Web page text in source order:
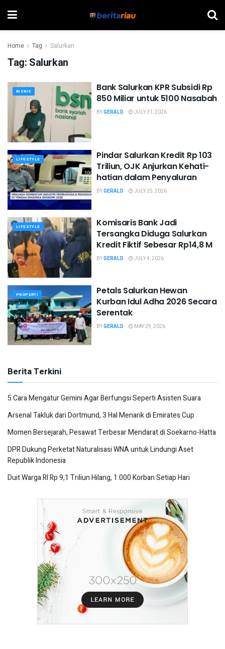
Home Tag Salurkan
Tag: Salurkan
BISNIS
Bank Salurkan KPR Subsidi Rp
850 Miliar untuk 5100 Nasabah
BYGERALD JULY 31, 2026
LIFESTYLE
Pindar Salurkan Kredit Rp 103
Triliun, OJK Anjurkan Kehati-
hatian dalam Penyaluran
BYGERALD JULY 25, 2026
LIFESTYLE
Komisaris Bank Jadi
Tersangka Diduga Salurkan
Kredit Fiktif Sebesar Rp14,8 M
BYGERALD JULY 4, 2026
PROPERTI
Petals Salurkan Hewan
Kurban Idul Adha 2026 Secara
Serentak
BYGERALD MAY 29, 2026
Berita Terkini
5 Cara Mengatur Gemini Agar Berfungsi Seperti Asisten Suara
Arsenal Takluk dari Dortmund, 3 Hal Menarik di Emirates Cup
Momen Bersejarah, Pesawat Terbesar Mendarat di Soekarno-Hatta
DPR Dukung Perketat Naturalisasi WNA untuk Lindungi Aset
Republik Indonesia
Duit Warga RI Rp 9,1 Triliun Hilang, 1.000 Korban Setiap Hari